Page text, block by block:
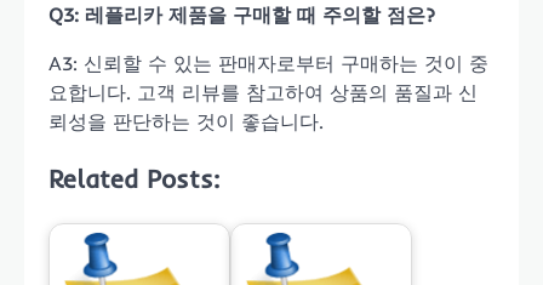
Q3: 레플리카 제품을 구매할 때 주의할 점은?
A3: 신뢰할 수 있는 판매자로부터 구매하는 것이 중
요합니다. 고객 리뷰를 참고하여 상품의 품질과 신
뢰성을 판단하는 것이 좋습니다.
Related Posts: